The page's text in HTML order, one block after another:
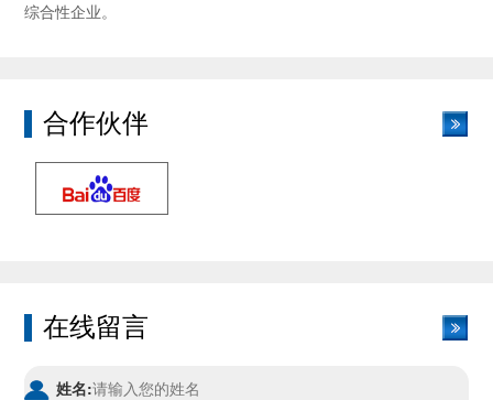
综合性企业。
合作伙伴
在线留言
姓名: